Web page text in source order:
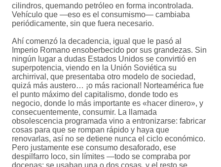
cilindros, quemando petróleo en forma incontrolada.
Vehículo que —eso es el consumismo— cambiaba
periódicamente, sin que fuera necesario.
Ahí comenzó la decadencia, igual que le pasó al
Imperio Romano ensoberbecido por sus grandezas. Sin
ningún lugar a dudas Estados Unidos se convirtió en
superpotencia, viendo en la Unión Soviética su
archirrival, que presentaba otro modelo de sociedad,
quizá más austero… ¡o más racional! Norteamérica fue
el punto máximo del capitalismo, donde todo es
negocio, donde lo más importante es «hacer dinero», y
consecuentemente, consumir. La llamada
obsolescencia programada vino a entronizarse: fabricar
cosas para que se rompan rápido y haya que
renovarlas, así no se detiene nunca el ciclo económico.
Pero justamente ese consumo desaforado, ese
despilfarro loco, sin límites —todo se compraba por